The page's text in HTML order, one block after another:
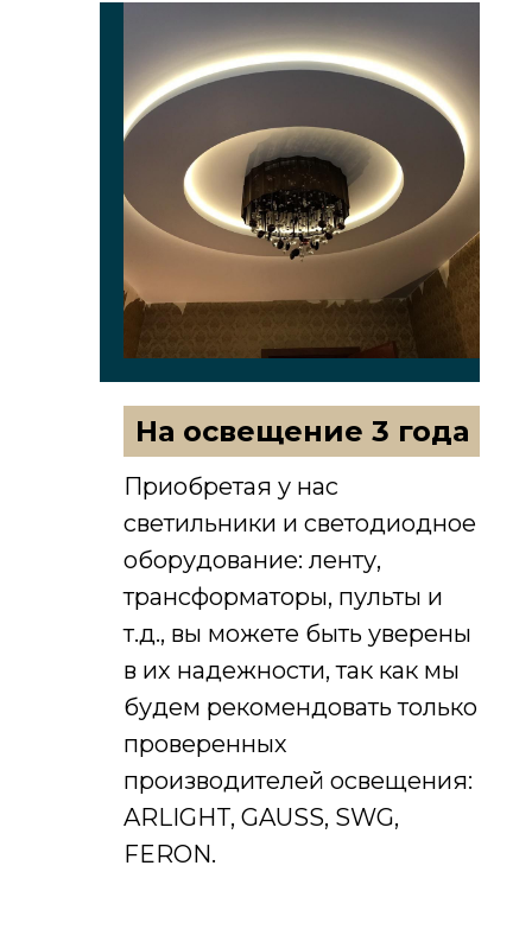
На освещение 3 года
Приобретая у нас
светильники и светодиодное
оборудование: ленту,
трансформаторы, пульты и
т.д., вы можете быть уверены
в их надежности, так как мы
будем рекомендовать только
проверенных
производителей освещения:
ARLIGHT, GAUSS, SWG,
FERON.